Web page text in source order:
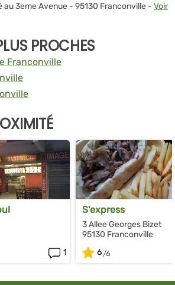
au 3eme Avenue - 95130 Franconville - Voir
PROCHES
Franconville
1
S'express
3 Allee Georges Bizet
95130 Franconville
6